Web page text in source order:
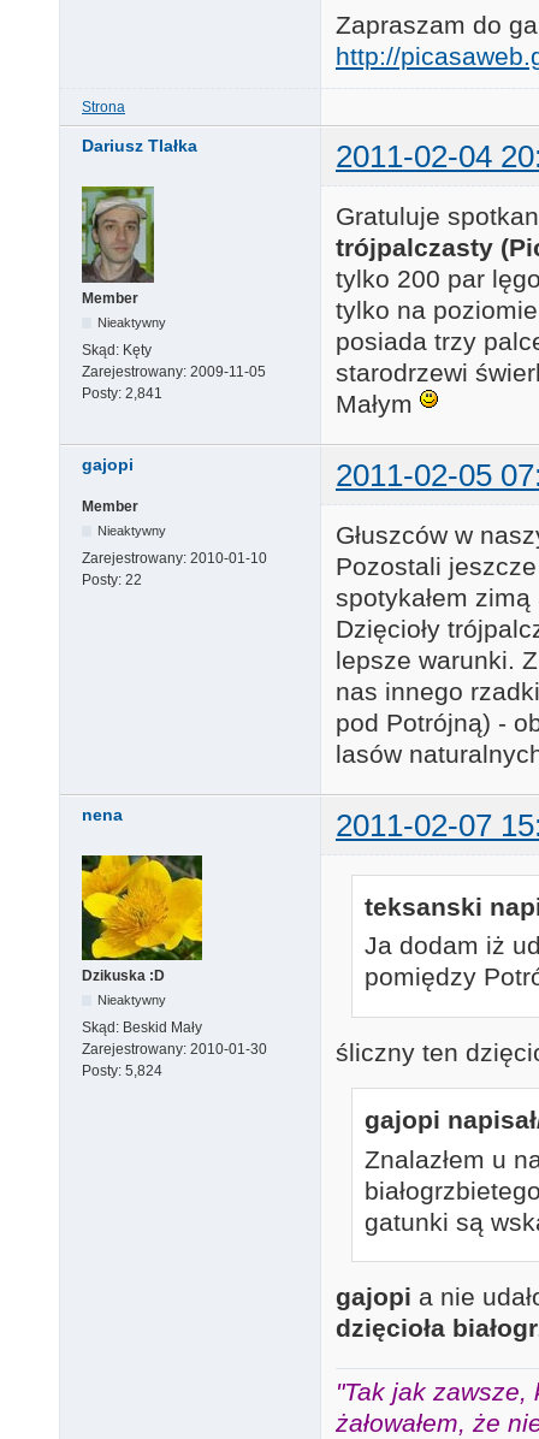
Zapraszam do
http://
Strona
Dariusz Tlałka 2011-02-04
Member
Nieaktywny
Skąd: Kęty
Zarejestrowany: 2009-11-05
Posty: 2,841
Gratuluje
trójpalczasty
tylko 200 par
tylko na
posiada trzy
starodrzewi
Małym
gajopi 2011-02-05
Member
Nieaktywny
Zarejestrowany: 2010-01-10
Posty: 22
Głuszców w
Pozostali
spotykałem
Dzięcioły
lepsze warunki.
nas innego
pod Potrójną) -
lasów
nena 2011-02-07
Dzikuska :D
Nieaktywny
Skąd: Beskid Mały
Zarejestrowany: 2010-01-30
Posty: 5,824
teksanski
Ja dodam iż
pomiędzy
śliczny ten
gajopi
Znalazłem u
gatunki są
gajopi a nie
dzięcioła
"Tak jak zawsze,
żałowałem, że